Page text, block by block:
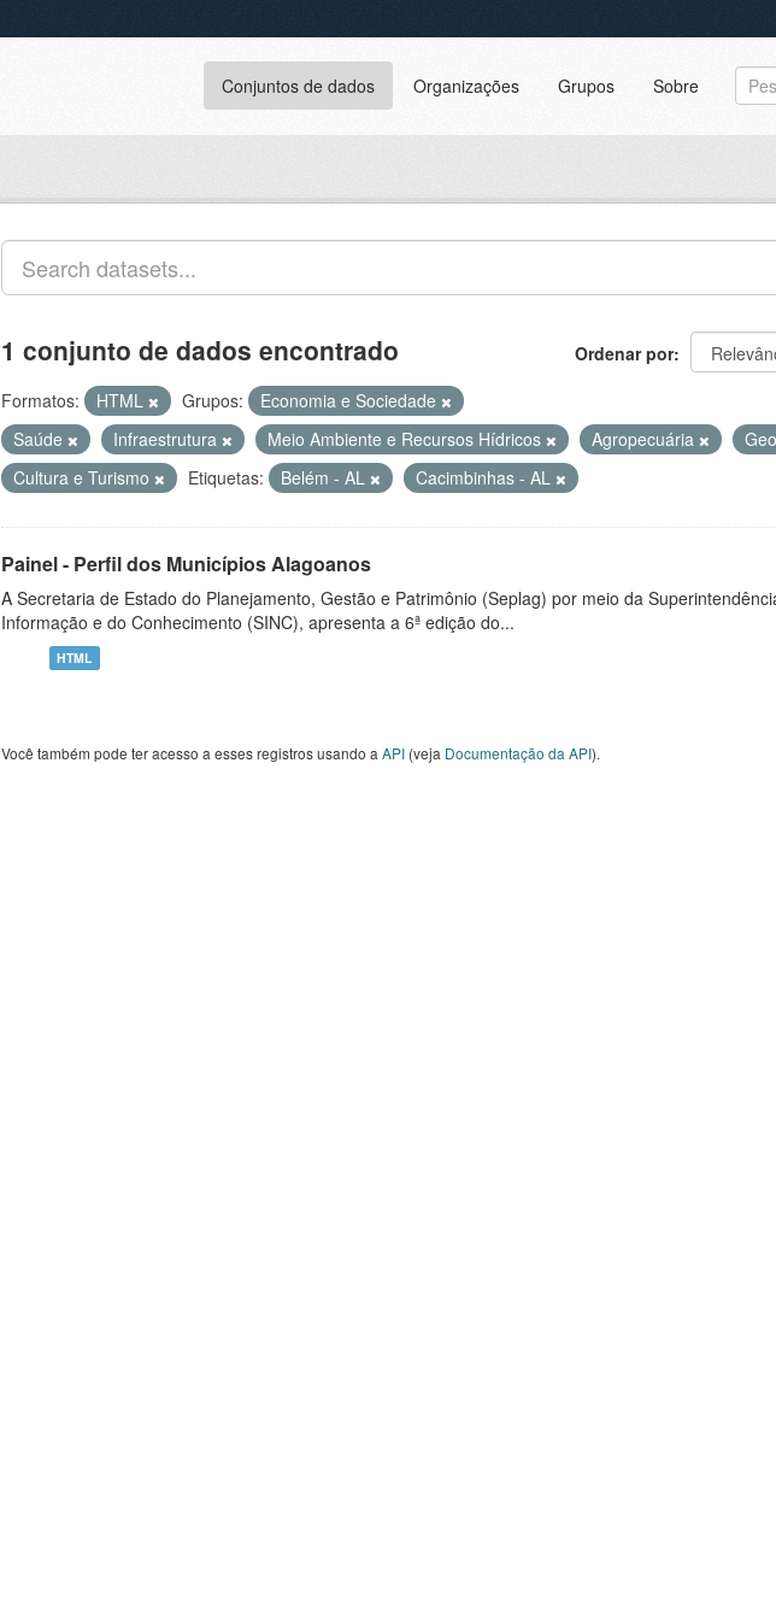
Conjuntos de dados Organizações Grupos Sobre
Ordenar por
1 conjunto de dados encontrado
Formatos: HTML Grupos:
Economia e Sociedade
Saúde
Infraestrutura Meio Ambiente e Recursos Hídricos Agropecuária
Cultura e Turismo
Etiquetas: Belém - AL Cacimbinhas - AL
Painel - Perfil dos Municípios Alagoanos
A Secretaria de Estado do Planejamento, Gestão e Patrimônio (Seplag) por meio da
Informação e do Conhecimento (SINC), apresenta a 6ª edição do...
HTML
Você também pode ter acesso a esses registros usando a API (veja Documentação da API).